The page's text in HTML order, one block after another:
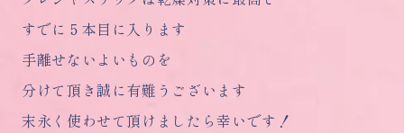
すでに５本目に入ります
手離せないよいものを
分けて頂き誠に有難うございます
末永く使わせて頂けましたら幸いです！